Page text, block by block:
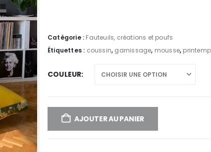
Catégorie : Fauteuils, créations et poufs
Étiquettes : coussin, garnissage, mousse,
COULEUR
AJOUTER AU PANIER